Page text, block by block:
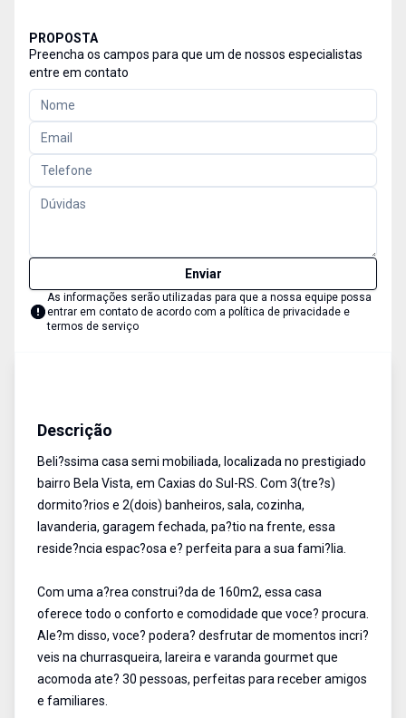
PROPOSTA
Preencha os campos para que um de nossos especialistas
entre em contato
Enviar
As informações serão utilizadas para que a nossa equipe possa
entrar em contato de acordo com a política de privacidade e
termos de serviço
Descrição
Beli?ssima casa semi mobiliada, localizada no prestigiado
bairro Bela Vista, em Caxias do Sul-RS. Com 3(tre?s)
dormito?rios e 2(dois) banheiros, sala, cozinha,
lavanderia, garagem fechada, pa?tio na frente, essa
reside?ncia espac?osa e? perfeita para a sua fami?lia.
Com uma a?rea construi?da de 160m2, essa casa
oferece todo o conforto e comodidade que voce? procura.
Ale?m disso, voce? podera? desfrutar de momentos incri?
veis na churrasqueira, lareira e varanda gourmet que
acomoda ate? 30 pessoas, perfeitas para receber amigos
e familiares.